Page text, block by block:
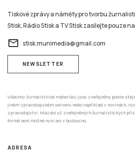
Tiskové zprávy a náměty pro tvorbu
Stisk, Rádio Stisk a TV Stisk zasílejte pouze
email stisk.munimedia@gmail.com
NEWSLETTER
Všechny žurnalistické materiály jsou zveřejněny podle
jiném zpravodajském serveru nebo například v novinách,
zpravodajství. Mazání už zveřejněných žurnalistických
formě není možné nyní ani v budoucnu.
ADRESA